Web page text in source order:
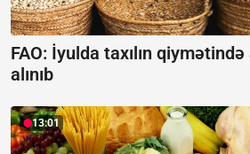
FAO: İyulda taxılın
alınıb
13:01